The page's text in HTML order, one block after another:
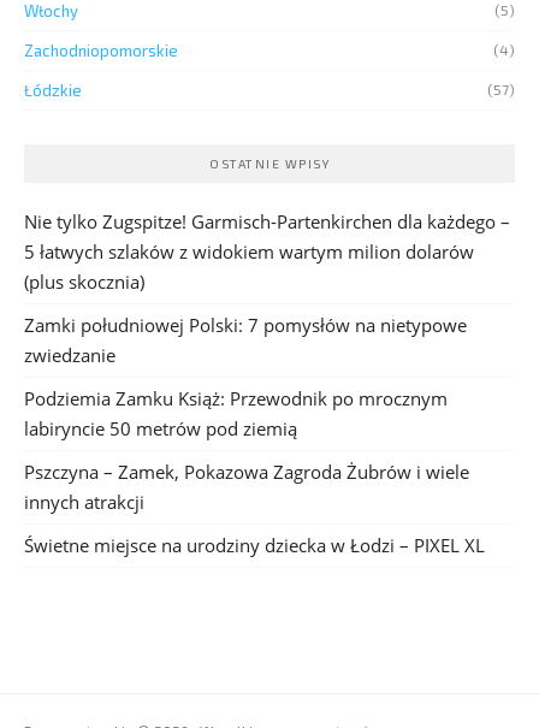
Włochy (5)
Zachodniopomorskie (4)
Łódzkie (57)
OSTATNIE WPISY
Nie tylko Zugspitze! Garmisch-Partenkirchen dla każdego –
5 łatwych szlaków z widokiem wartym milion dolarów
(plus skocznia)
Zamki południowej Polski: 7 pomysłów na nietypowe
zwiedzanie
Podziemia Zamku Książ: Przewodnik po mrocznym
labiryncie 50 metrów pod ziemią
Pszczyna – Zamek, Pokazowa Zagroda Żubrów i wiele
innych atrakcji
Świetne miejsce na urodziny dziecka w Łodzi – PIXEL XL